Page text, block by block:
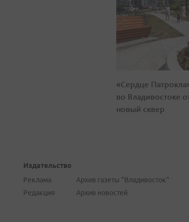
«Сердце
во Владивостоке
новый сквер
Издательство
Реклама
Редакция
Архив газеты "Владивосток"
Архив новостей